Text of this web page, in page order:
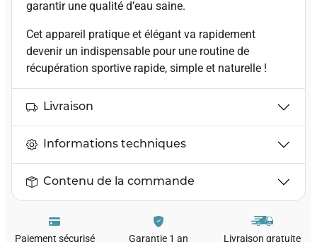
devenir un indispensable pour une routine de
récupération sportive rapide, simple et naturelle !
Paiement sécurisé Garantie 1 an Livraison gratuite